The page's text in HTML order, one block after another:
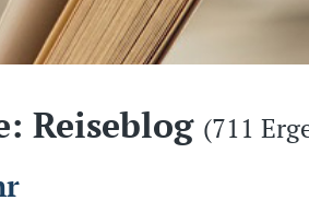
Reiseblog (711